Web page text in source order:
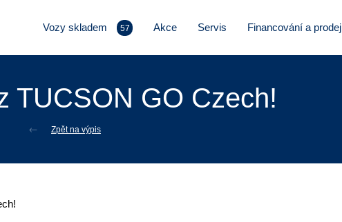
Vozy skladem 57 Akce Servis Financování a prodej
TUCSON GO Czech!
Zpět na výpis